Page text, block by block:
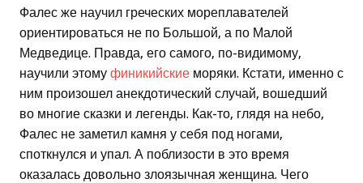
Фалес же научил греческих мореплавателей
ориентироваться не по Большой, а по Малой
Медведице. Правда, его самого, по-видимому,
научили этому финикийские моряки. Кстати, именно с
ним произошел анекдотический случай, вошедший
во многие сказки и легенды. Как-то, глядя на небо,
Фалес не заметил камня у себя под ногами,
споткнулся и упал. А поблизости в это время
оказалась довольно злоязычная женщина. Чего